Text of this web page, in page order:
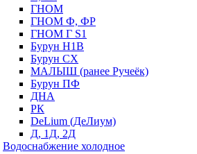
ГНОМ
ГНОМ Ф, ФР
ГНОМ Г S1
Бурун Н1В
Бурун СХ
МАЛЫШ (ранее Ручеёк)
Бурун ПФ
ДНА
РК
DeLium (ДеЛиум)
Д, 1Д, 2Д
Водоснабжение холодное